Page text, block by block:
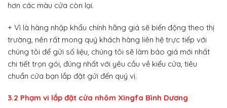
hơn các màu cửa còn lại.
+ Vì là hàng nhập khẩu chính hãng giá sẽ biến động theo thị
trường, nên rất mong quý khách hàng liên hệ trực tiếp với
chúng tôi để gửi số liệu, chúng tôi sẽ làm báo giá mới nhất
chi tiết trọn gói, đúng nhất với yêu cầu về kiểu cửa, tiêu
chuẩn cửa bạn lắp đặt gửi đến quý vị.
3.2 Phạm vi lắp đặt cửa nhôm Xingfa Bình Dương